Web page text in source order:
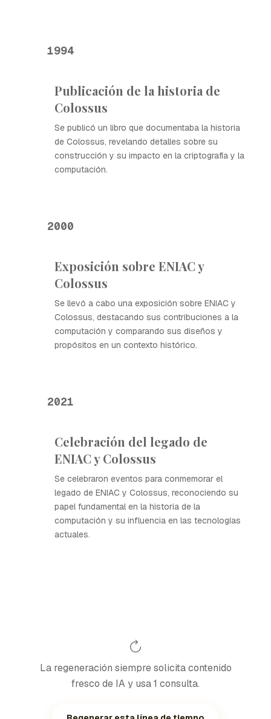
1994
Publicación de la historia de
Colossus
Se publicó un libro que documentaba la historia
de Colossus, revelando detalles sobre su
construcción y su impacto en la criptografía y la
computación.
2000
Exposición sobre ENIAC y
Colossus
Se llevó a cabo una exposición sobre ENIAC y
Colossus, destacando sus contribuciones a la
computación y comparando sus diseños y
propósitos en un contexto histórico.
2021
Celebración del legado de
ENIAC y Colossus
Se celebraron eventos para conmemorar el
legado de ENIAC y Colossus, reconociendo su
papel fundamental en la historia de la
computación y su influencia en las tecnologías
actuales.
La regeneración siempre solicita contenido
fresco de IA y usa 1 consulta.